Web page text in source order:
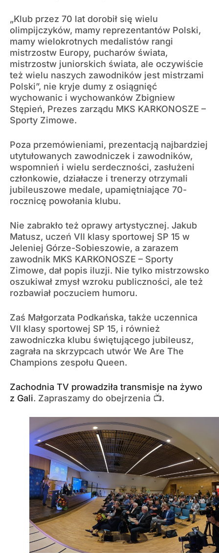
„Klub przez 70 lat dorobił się wielu
olimpijczyków, mamy reprezentantów Polski,
mamy wielokrotnych medalistów rangi
mistrzostw Europy, pucharów świata,
mistrzostw juniorskich świata, ale oczywiście
też wielu naszych zawodników jest mistrzami
Polski”, nie kryje dumy z osiągnięć
wychowanic i wychowanków Zbigniew
Stępień, Prezes zarządu MKS KARKONOSZE –
Sporty Zimowe.
Poza przemówieniami, prezentacją najbardziej
utytułowanych zawodniczek i zawodników,
wspomnień i wielu serdeczności, zasłużeni
członkowie, działacze i trenerzy otrzymali
jubileuszowe medale, upamiętniające 70-
rocznicę powołania klubu.
Nie zabrakło też oprawy artystycznej. Jakub
Matusz, uczeń VII klasy sportowej SP 15 w
Jeleniej Górze-Sobieszowie, a zarazem
zawodnik MKS KARKONOSZE – Sporty
Zimowe, dał popis iluzji. Nie tylko mistrzowsko
oszukiwał zmysł wzroku publiczności, ale też
rozbawiał poczuciem humoru.
Zaś Małgorzata Podkańska, także uczennica
VII klasy sportowej SP 15, i również
zawodniczka klubu świętującego jubileusz,
zagrała na skrzypcach utwór We Are The
Champions zespołu Queen.
Zachodnia TV prowadziła transmisje na żywo
z Gali. Zapraszamy do obejrzenia 📺.